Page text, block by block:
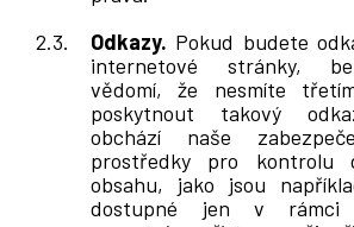
Odkazy. Pokud budete
internetové stránky,
vědomí, že nesmíte
poskytnout takový
obchází naše
prostředky pro kontrolu
obsahu, jako jsou
dostupné jen v